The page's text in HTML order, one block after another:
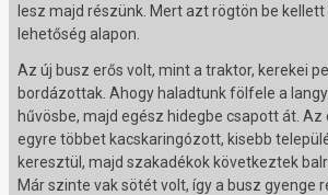
lesz majd részünk. Mert azt rögtön be
lehetőség alapon.
Az új busz erős volt, mint a traktor, kerekei
bordázottak. Ahogy haladtunk fölfele a
hűvösbe, majd egész hidegbe csapott át.
egyre többet kacskaringózott, kisebb
keresztül, majd szakadékok következtek
Már szinte vak sötét volt, így a busz gyenge